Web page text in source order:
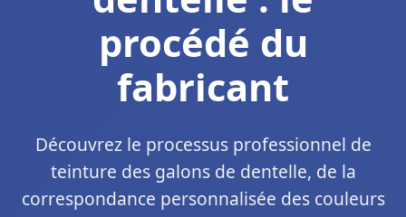
procédé du
fabricant
Découvrez le processus professionnel de
teinture des galons de dentelle, de la
correspondance personnalisée des couleurs